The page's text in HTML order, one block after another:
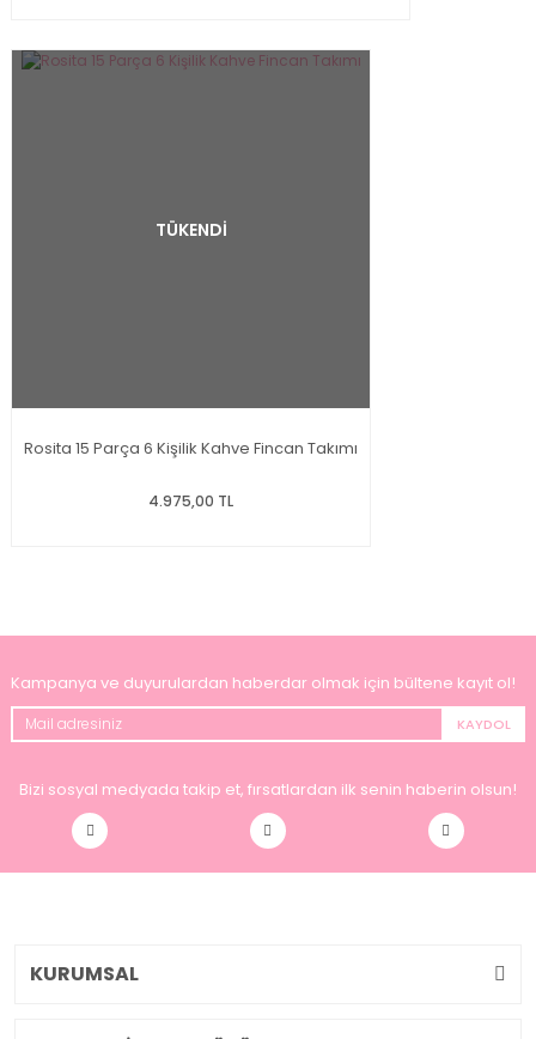
TÜKENDİ
Rosita 15 Parça 6 Kişilik Kahve Fincan Takımı
4.975,00 TL
Kampanya ve duyurulardan haberdar olmak için bültene kayıt ol!
KAYDOL
Bizi sosyal medyada takip et, fırsatlardan ilk senin haberin olsun!
KURUMSAL